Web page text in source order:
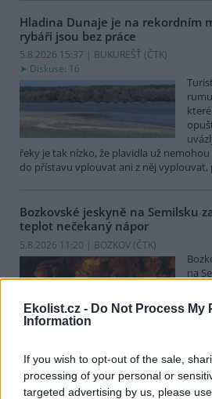
Ekolist.cz - Do Not Process My
Information
If you wish to opt-out of the sale,
processing of your personal or
targeted advertising by us, please
Hladina Dunaje je na rekordním
rybáři jsou bez práce
5.8.2026 15:37 | BUKUREŠŤ (ČTK)
Diskuse: 16
řeky je tak nízko, že plavidla už
do přístavu vplouvat ani z něj vyplouvat,
Bozkovské jeskyně na Semilsku
teplot nečekaný nápor
5.8.2026 11:20 | BOZKOV (ČTK)
na
Libereckém kraji, které má stálou teplotu
Dušana Milky k nim lidé přicházeli spíše